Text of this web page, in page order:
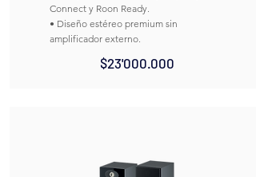
Connect y Roon Ready.
• Diseño estéreo premium sin
amplificador externo.
$23'000.000